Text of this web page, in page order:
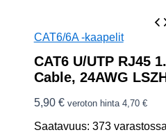
CAT6/6A -kaapelit
CAT6 U/UTP RJ45
Cable, 24AWG
5,90 € veroton hinta 4,70 €
Saatavuus: 373 varastossa